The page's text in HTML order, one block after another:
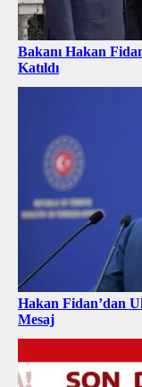
Bakanı Hakan
Katıldı
Hakan Fidan’dan
Mesaj